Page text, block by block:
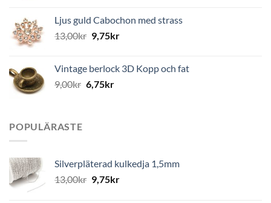
Ljus guld Cabochon med strass
13,00kr 9,75kr
Vintage berlock 3D Kopp och fat
9,00kr 6,75kr
POPULÄRASTE
Silverpläterad kulkedja 1,5mm
13,00kr 9,75kr